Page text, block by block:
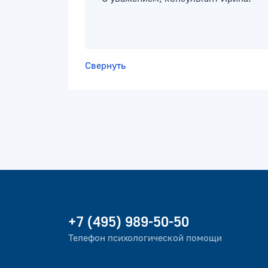
Свернуть
+7 (495) 989-50-50
Телефон психологической помощи